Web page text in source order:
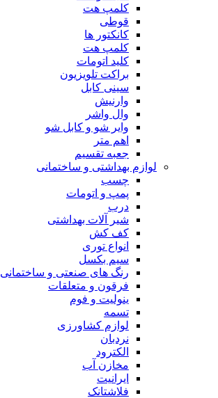
کلمپ هت
قوطی
کانکتور ها
کلمپ هت
کلید اتومات
براکت تلویزیون
سینی کابل
وارنیش
وال واشر
وایر شو و کابل شو
اهم متر
جعبه تقسیم
لوازم بهداشتی و ساختمانی
چسب
پمپ و اتومات
درب
شیر آلات بهداشتی
کف کش
انواع توری
سیم بکسل
رنگ های صنعتی و ساختمانی
فرقون و متعلقات
ینولیت و فوم
تسمه
لوازم کشاورزی
نردبان
الکترود
مخازن آب
ایرانیت
فلاشتانک